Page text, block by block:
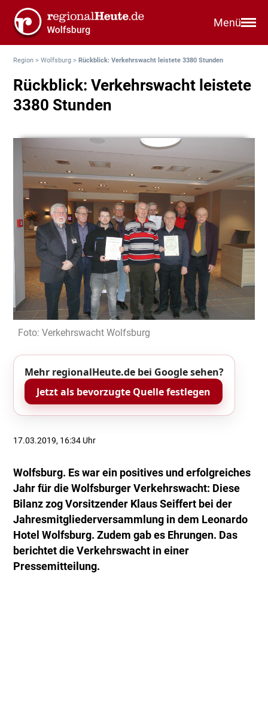
Menü
Region >Wolfsburg >Rückblick: Verkehrswacht leistete 3380 Stunden
Rückblick: Verkehrswacht leistete
3380 Stunden
Foto: Verkehrswacht Wolfsburg
Mehr regionalHeute.de bei Google sehen?
Jetzt als bevorzugte Quelle festlegen
17.03.2019, 16:34 Uhr
Wolfsburg. Es war ein positives und erfolgreiches
Jahr für die Wolfsburger Verkehrswacht: Diese
Bilanz zog Vorsitzender Klaus Seiffert bei der
Jahresmitgliederversammlung in dem Leonardo
Hotel Wolfsburg. Zudem gab es Ehrungen. Das
berichtet die Verkehrswacht in einer
Pressemitteilung.